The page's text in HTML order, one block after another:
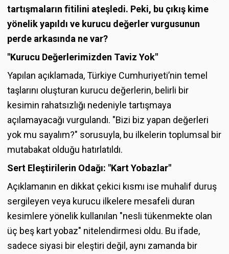
tartışmaların fitilini ateşledi. Peki, bu çıkış kime
yönelik yapıldı ve kurucu değerler vurgusunun
perde arkasında ne var?
"Kurucu Değerlerimizden Taviz Yok"
Yapılan açıklamada, Türkiye Cumhuriyeti’nin temel
taşlarını oluşturan kurucu değerlerin, belirli bir
kesimin rahatsızlığı nedeniyle tartışmaya
açılamayacağı vurgulandı. "Bizi biz yapan değerleri
yok mu sayalım?" sorusuyla, bu ilkelerin toplumsal bir
mutabakat olduğu hatırlatıldı.
Sert Eleştirilerin Odağı: "Kart Yobazlar"
Açıklamanın en dikkat çekici kısmı ise muhalif duruş
sergileyen veya kurucu ilkelere mesafeli duran
kesimlere yönelik kullanılan "nesli tükenmekte olan
üç beş kart yobaz" nitelendirmesi oldu. Bu ifade,
sadece siyasi bir eleştiri değil, aynı zamanda bir